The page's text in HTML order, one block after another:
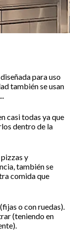
para uso
también se usan
casi todas ya que
dentro de la
y
también se
comida que
o con ruedas).
(teniendo en